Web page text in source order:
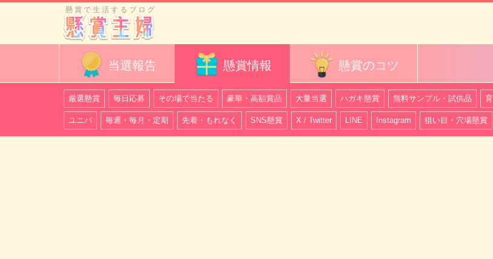
懸賞で生活するブログ
当選報告 懸賞情報 懸賞のコツ
厳選懸賞 毎日応募 その場で当たる 豪華・高額賞品 大量当選 ハガキ懸賞 無料サンプル・試供品
ユニバ 毎週・毎月・定期 先着・もれなく SNS懸賞 X / Twitter LINE Instagram 狙い目・穴場懸賞